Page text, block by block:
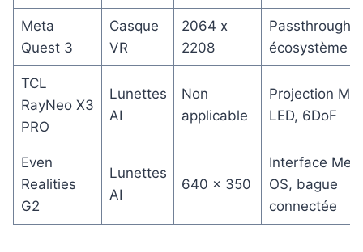
Meta
Quest 3
Casque
VR
2064 x
2208
Passthrough,
écosystème
TCL
RayNeo X3
PRO
Lunettes
AI
Non
applicable
Projection
LED, 6DoF
Even
Realities
G2
Lunettes
AI
640 x 350
Interface
OS, bague
connectée